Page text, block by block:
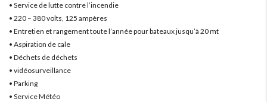
• Service de lutte contre l’incendie
• 220 – 380 volts, 125 ampères
• Entretien et rangement toute l’année pour bateaux jusqu’à 20 mt
• Aspiration de cale
• Déchets de déchets
• vidéosurveillance
• Parking
• Service Météo